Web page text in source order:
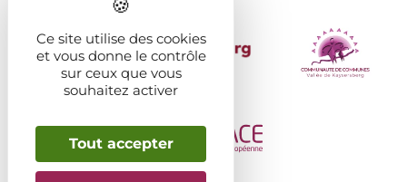
Ce site utilise des cookies
et vous donne le contrôle
sur ceux que vous
souhaitez activer
Tout accepter